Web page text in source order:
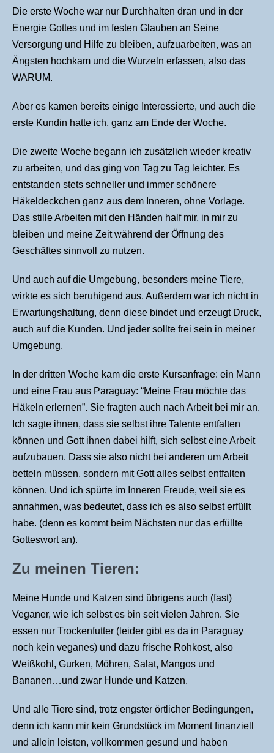
Die erste Woche war nur Durchhalten dran und in der
Energie Gottes und im festen Glauben an Seine
Versorgung und Hilfe zu bleiben, aufzuarbeiten, was an
Ängsten hochkam und die Wurzeln erfassen, also das
WARUM.
Aber es kamen bereits einige Interessierte, und auch die
erste Kundin hatte ich, ganz am Ende der Woche.
Die zweite Woche begann ich zusätzlich wieder kreativ
zu arbeiten, und das ging von Tag zu Tag leichter. Es
entstanden stets schneller und immer schönere
Häkeldeckchen ganz aus dem Inneren, ohne Vorlage.
Das stille Arbeiten mit den Händen half mir, in mir zu
bleiben und meine Zeit während der Öffnung des
Geschäftes sinnvoll zu nutzen.
Und auch auf die Umgebung, besonders meine Tiere,
wirkte es sich beruhigend aus. Außerdem war ich nicht in
Erwartungshaltung, denn diese bindet und erzeugt Druck,
auch auf die Kunden. Und jeder sollte frei sein in meiner
Umgebung.
In der dritten Woche kam die erste Kursanfrage: ein Mann
und eine Frau aus Paraguay: “Meine Frau möchte das
Häkeln erlernen”. Sie fragten auch nach Arbeit bei mir an.
Ich sagte ihnen, dass sie selbst ihre Talente entfalten
können und Gott ihnen dabei hilft, sich selbst eine Arbeit
aufzubauen. Dass sie also nicht bei anderen um Arbeit
betteln müssen, sondern mit Gott alles selbst entfalten
können. Und ich spürte im Inneren Freude, weil sie es
annahmen, was bedeutet, dass ich es also selbst erfüllt
habe. (denn es kommt beim Nächsten nur das erfüllte
Gotteswort an).
Zu meinen Tieren:
Meine Hunde und Katzen sind übrigens auch (fast)
Veganer, wie ich selbst es bin seit vielen Jahren. Sie
essen nur Trockenfutter (leider gibt es da in Paraguay
noch kein veganes) und dazu frische Rohkost, also
Weißkohl, Gurken, Möhren, Salat, Mangos und
Bananen…und zwar Hunde und Katzen.
Und alle Tiere sind, trotz engster örtlicher Bedingungen,
denn ich kann mir kein Grundstück im Moment finanziell
und allein leisten, vollkommen gesund und haben